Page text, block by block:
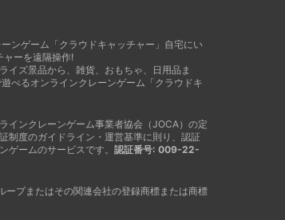
ンゲーム「クラウドキャッチャー」自宅にい
ャーを遠隔操作!
イズ景品から、雑貨、おもちゃ、日用品ま
べるオンラインクレーンゲーム「クラウドキ
インクレーンゲーム事業者協会（JOCA）の定
制度のガイドライン・運営基準に則り、認証
ゲームのサービスです。 認証番号: 009-22-
ープまたはその関連会社の登録商標または商標